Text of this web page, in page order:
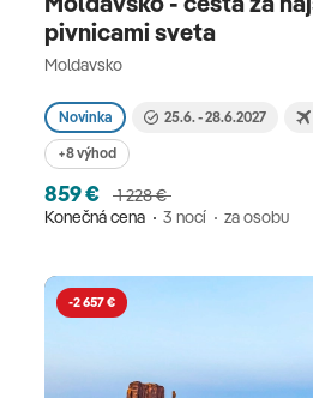
pivnicami sveta
Moldavsko
Novinka 25.6. - 28.6.2027
+8 výhod
859 €
1 228 €
Konečná cena
3 nocí za osobu
-2 657 €